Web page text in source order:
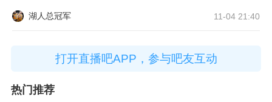
湖人总冠军 11-04 21:40
打开直播吧APP，参与吧友互动
热门推荐